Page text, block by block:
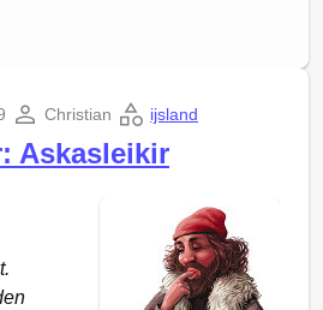
Christian ijsland
Askasleikir